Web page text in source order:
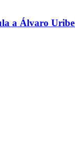
a Álvaro